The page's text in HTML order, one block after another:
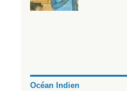
Océan Indien